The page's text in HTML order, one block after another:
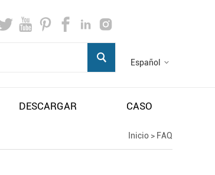
Español
DESCARGAR CASO
Inicio > FAQ